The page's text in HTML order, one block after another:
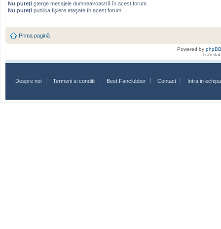
Nu puteţi şterge mesajele dumneavoastră în acest forum
Nu puteţi publica fişiere ataşate în acest forum
Prima pagină
Powered by phpBB
Despre noi Termeni si conditii Best Fanclubber Contact Intra in